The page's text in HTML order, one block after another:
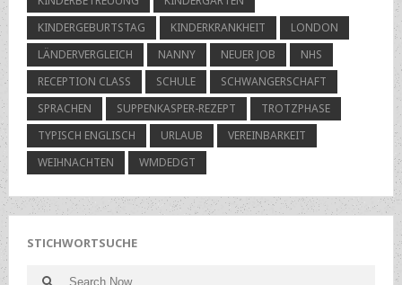
KINDERGEBURTSTAG
KINDERKRANKHEIT
LONDON
LÄNDERVERGLEICH
NANNY NEUER JOB
NHS
RECEPTION CLASS
SCHULE
SCHWANGERSCHAFT
SPRACHEN
SUPPENKASPER-REZEPT
TROTZPHASE
TYPISCH ENGLISCH
URLAUB
VEREINBARKEIT
WEIHNACHTEN
WMDEDGT
STICHWORTSUCHE
Search Search